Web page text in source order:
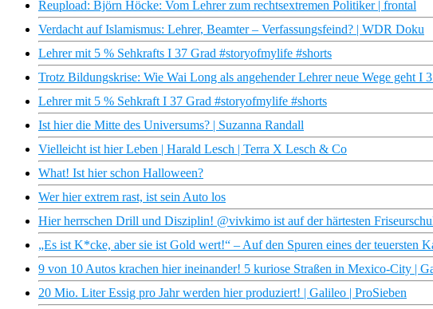
Reupload: Björn Höcke: Vom Lehrer zum rechtsextremen Politiker | frontal
Verdacht auf Islamismus: Lehrer, Beamter – Verfassungsfeind? | WDR Doku
Lehrer mit 5 % Sehkrafts I 37 Grad #storyofmylife #shorts
Trotz Bildungskrise: Wie Wai Long als angehender Lehrer neue Wege geht I
Lehrer mit 5 % Sehkraft I 37 Grad #storyofmylife #shorts
Ist hier die Mitte des Universums? | Suzanna Randall
Vielleicht ist hier Leben | Harald Lesch | Terra X Lesch & Co
What! Ist hier schon Halloween?
Wer hier extrem rast, ist sein Auto los
Hier herrschen Drill und Disziplin! @vivkimo ist auf der härtesten
„Es ist K*cke, aber sie ist Gold wert!“ – Auf den Spuren eines der teuersten
9 von 10 Autos krachen hier ineinander! 5 kuriose Straßen in Mexico-City |
20 Mio. Liter Essig pro Jahr werden hier produziert! | Galileo | ProSieben